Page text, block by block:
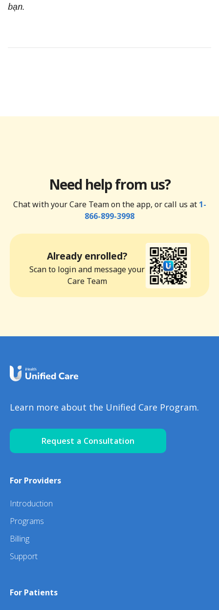
bạn.
Need help from us?
Chat with your Care Team on the app, or call us at 1-
866-899-3998
Already enrolled?
Scan to login and message your
Care Team
Learn more about the Unified Care Program.
Request a Consultation
For Providers
Introduction
Programs
Billing
Support
For Patients